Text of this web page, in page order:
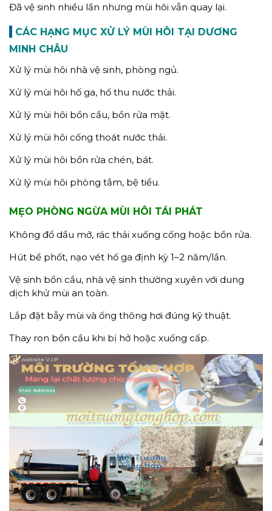
Đã vệ sinh nhiều lần nhưng mùi hôi vẫn quay lại.
CÁC HẠNG MỤC XỬ LÝ MÙI HÔI TẠI DƯƠNG
MINH CHÂU
Xử lý mùi hôi nhà vệ sinh, phòng ngủ.
Xử lý mùi hôi hố ga, hố thu nước thải.
Xử lý mùi hôi bồn cầu, bồn rửa mặt.
Xử lý mùi hôi cống thoát nước thải.
Xử lý mùi hôi bồn rửa chén, bát.
Xử lý mùi hôi phòng tắm, bệ tiểu.
MẸO PHÒNG NGỪA MÙI HÔI TÁI PHÁT
Không đổ dầu mỡ, rác thải xuống cống hoặc bồn rửa.
Hút bể phốt, nạo vét hố ga định kỳ 1–2 năm/lần.
Vệ sinh bồn cầu, nhà vệ sinh thường xuyên với dung
dịch khử mùi an toàn.
Lắp đặt bẫy mùi và ống thông hơi đúng kỹ thuật.
Thay ron bồn cầu khi bị hở hoặc xuống cấp.